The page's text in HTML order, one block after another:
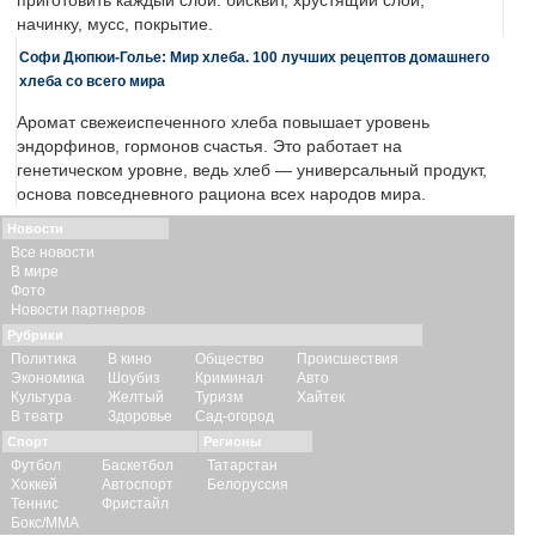
начинку, мусс, покрытие.
Софи Дюпюи-Голье: Мир хлеба. 100 лучших рецептов домашнего
хлеба со всего мира
Аромат свежеиспеченного хлеба повышает уровень
эндорфинов, гормонов счастья. Это работает на
генетическом уровне, ведь хлеб — универсальный продукт,
основа повседневного рациона всех народов мира.
Новости
Все новости
В мире
Фото
Новости партнеров
Рубрики
Политика
Экономика
Культура
В театр
В кино
Шоубиз
Желтый
Здоровье
Общество
Криминал
Туризм
Сад-огород
Происшествия
Авто
Хайтек
Спорт
Футбол
Хоккей
Теннис
Бокс/ММА
Баскетбол
Автоспорт
Фристайл
Регионы
Татарстан
Белоруссия